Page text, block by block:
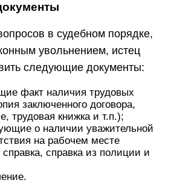
в судебном порядке,
увольнением, истец
следующие документы:
факт наличия трудовых
заключенного договора,
трудовая книжка и т.п.);
о наличии уважительной
на рабочем месте
справка из полиции и